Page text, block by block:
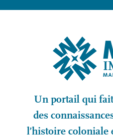
Un portail qui
des
l’histoire coloniale